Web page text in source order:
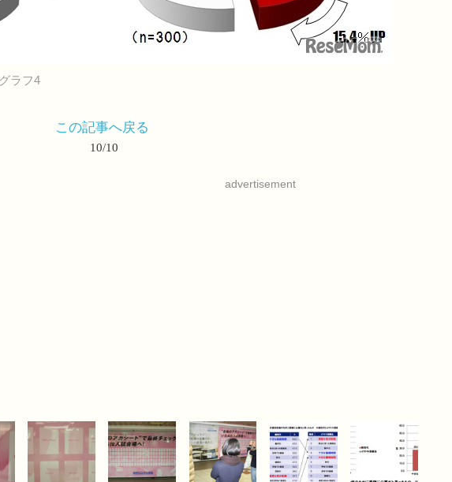
ラフ4
この記事へ戻る
10/10
advertisement